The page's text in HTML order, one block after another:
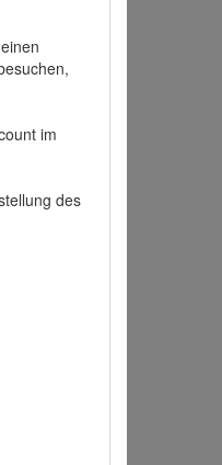
im
des